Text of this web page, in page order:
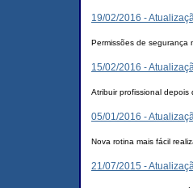
19/02/2016 -
Permissões de segurança
15/02/2016 -
Atribuir profissional depois
05/01/2016 -
Nova rotina mais fácil
21/07/2015 -